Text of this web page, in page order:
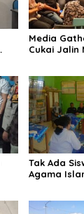
Media
Cukai Jalin
Tak Ada
Agama